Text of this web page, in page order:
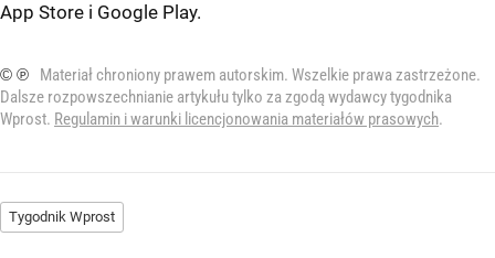
App Store i Google Play.
© ℗
Materiał chroniony prawem autorskim. Wszelkie prawa zastrzeżone.
Dalsze rozpowszechnianie artykułu tylko za zgodą wydawcy tygodnika
Wprost. Regulamin i warunki licencjonowania materiałów prasowych.
Tygodnik Wprost